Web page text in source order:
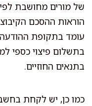
של מורים מחושבת לפי
הוראות ההסכם
עומד בתקופת
בתשלום פיצוי כספי
בתנאים החוזיים.
כמו כן, יש לקחת